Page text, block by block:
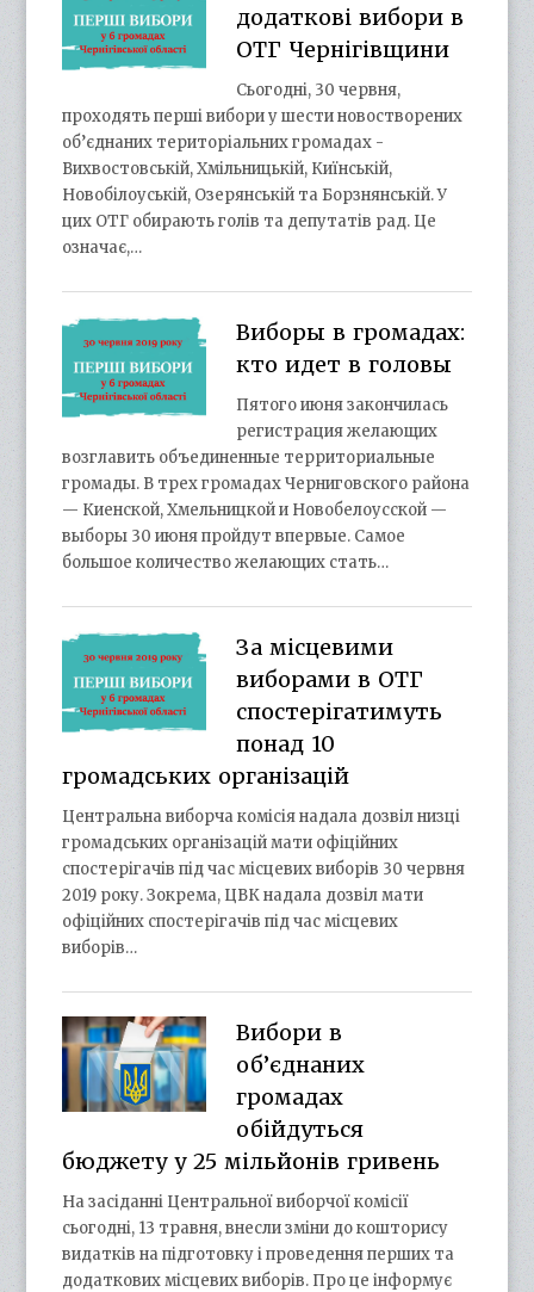
додаткові вибори в
ОТГ Чернігівщини
Сьогодні, 30 червня,
проходять перші вибори у шести новостворених
об’єднаних територіальних громадах -
Вихвостовській, Хмільницькій, Киїнській,
Новобілоуській, Озерянській та Борзнянській. У
цих ОТГ обирають голів та депутатів рад. Це
означає,…
Виборы в громадах:
кто идет в головы
Пятого июня закончилась
регистрация желающих
возглавить объединенные территориальные
громады. В трех громадах Черниговского района
— Киенской, Хмельницкой и Новобелоусской —
выборы 30 июня пройдут впервые. Самое
большое количество желающих стать…
За місцевими
виборами в ОТГ
спостерігатимуть
понад 10
громадських організацій
Центральна виборча комісія надала дозвіл низці
громадських організацій мати офіційних
спостерігачів під час місцевих виборів 30 червня
2019 року. Зокрема, ЦВК надала дозвіл мати
офіційних спостерігачів під час місцевих
виборів…
Вибори в
об’єднаних
громадах
обійдуться
бюджету у 25 мільйонів гривень
На засіданні Центральної виборчої комісії
сьогодні, 13 травня, внесли зміни до кошторису
видатків на підготовку і проведення перших та
додаткових місцевих виборів. Про це інформує